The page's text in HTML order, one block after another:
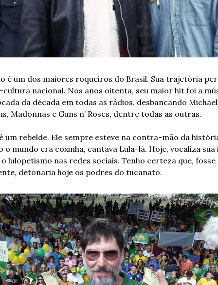
é um dos maiores roqueiros do Brasil. Sua trajetória
nacional. Nos anos oitenta, seu maior hit foi a
da década em todas as rádios, desbancando Michael
Madonnas e Guns n’ Roses, dentre todas as outras.
um rebelde. Ele sempre esteve na contra-mão da
o mundo era coxinha, cantava Lula-lá. Hoje, vocaliza sua
lulopetismo nas redes sociais. Tenho certeza que, fosse
detonaria hoje os podres do tucanato.